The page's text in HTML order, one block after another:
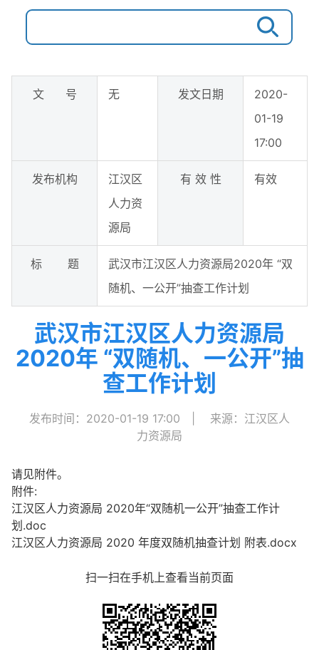
文 号 无 发文日期
2020-
01-19
17:00
发布机构
江汉区
人力资
源局
有 效 性 有效
标 题
武汉市江汉区人力资源局2020年 “双
随机、一公开”抽查工作计划
武汉市江汉区人力资源局
2020年 “双随机、一公开”抽
查工作计划
发布时间：2020-01-19 17:00
来源：江汉区人
力资源局
请见附件。
附件:
江汉区人力资源局 2020年“双随机一公开”抽查工作计
划.doc
江汉区人力资源局 2020 年度双随机抽查计划 附表.docx
扫一扫在手机上查看当前页面